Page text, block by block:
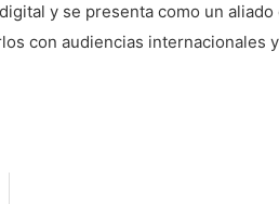
y se presenta como un
con audiencias internacionales